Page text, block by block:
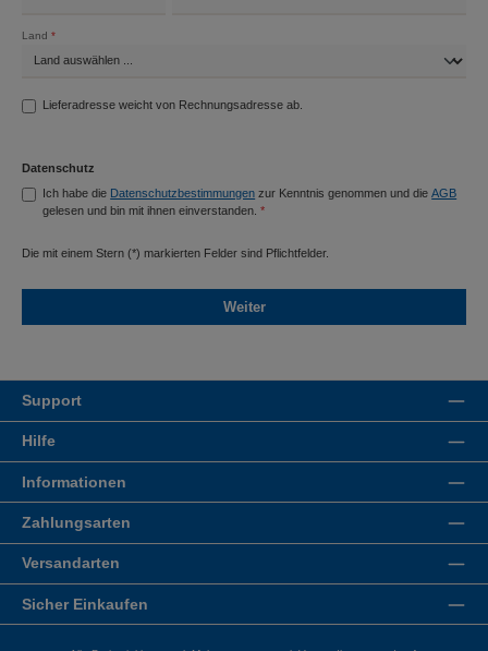
Land *
Lieferadresse weicht von Rechnungsadresse ab.
Datenschutz
Ich habe die Datenschutzbestimmungen zur Kenntnis genommen und dieAGB
gelesen und bin mit ihnen einverstanden.*
Die mit einem Stern (*) markierten Felder sind Pflichtfelder.
Weiter
Support
Hilfe
Informationen
Zahlungsarten
Versandarten
Sicher Einkaufen